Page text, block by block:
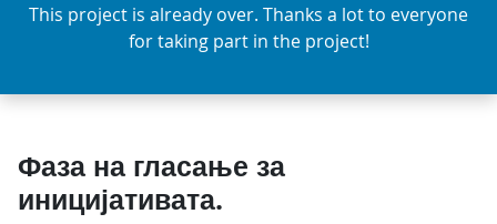
This project is already over. Thanks a lot to everyone
for taking part in the project!
Фаза на гласање за
иницијативата.